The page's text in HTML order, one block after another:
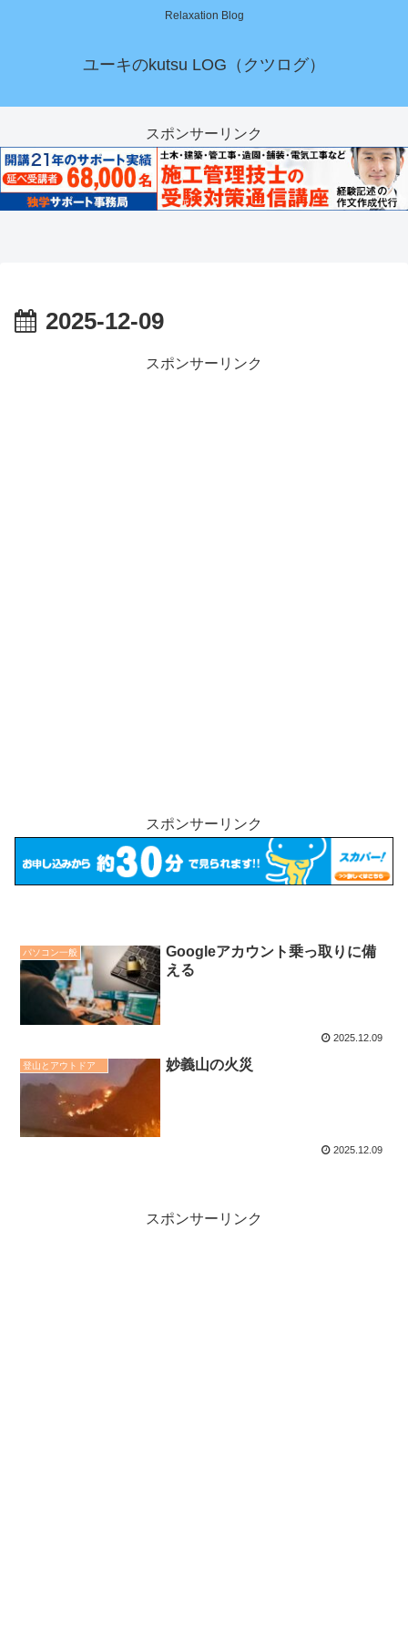
Relaxation Blog
ユーキのkutsu LOG（クツログ）
スポンサーリンク
2025-12-09
スポンサーリンク
スポンサーリンク
パソコン一般
Googleアカウント乗っ取りに備
える
2025.12.09
登山とアウトドア 妙義山の火災
2025.12.09
スポンサーリンク